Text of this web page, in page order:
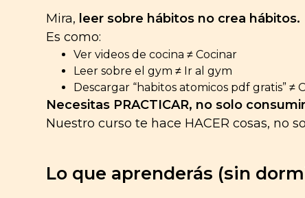
Mira, leer sobre hábitos no crea hábitos.
Es como:
Ver videos de cocina ≠ Cocinar
Leer sobre el gym ≠ Ir al gym
Descargar “habitos atomicos pdf gratis” ≠
Necesitas PRACTICAR, no solo
Nuestro curso te hace HACER cosas, no
Lo que aprenderás (sin